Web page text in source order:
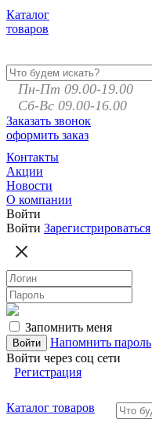
Каталог
товаров
Пн-Пт 09.00-19.00
Сб-Вс 09.00-16.00
Заказать звонок
оформить заказ
Контакты
Акции
Новости
О компании
Войти
Войти Зарегистрироваться
Запомнить меня
Напомнить пароль
Войти через соц сети
Регистрация
Каталог товаров